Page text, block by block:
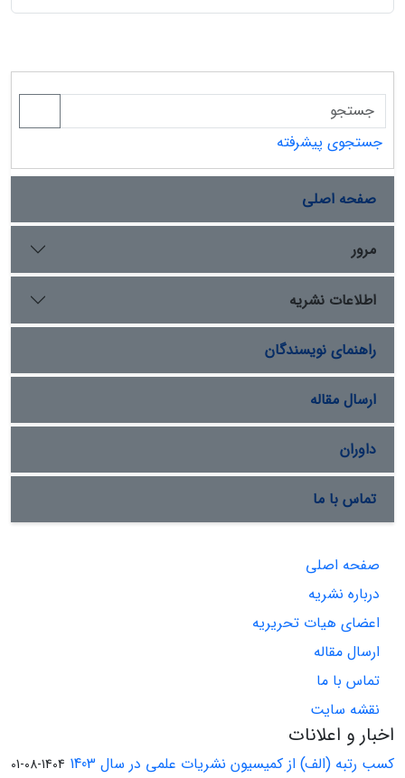
جستجوی پیشرفته
صفحه اصلی
مرور
اطلاعات نشریه
راهنمای نویسندگان
ارسال مقاله
داوران
تماس با ما
صفحه اصلی
درباره نشریه
اعضای هیات تحریریه
ارسال مقاله
تماس با ما
نقشه سایت
اخبار و اعلانات
کسب رتبه (الف) از کمیسیون نشریات علمی در سال 1403 1404-08-01